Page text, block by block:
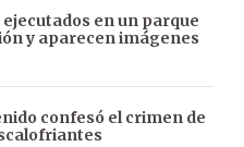
en un parque
y aparecen imágenes
confesó el crimen de